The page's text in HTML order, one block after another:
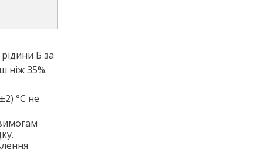
Б за
ніж 35%.
°C не